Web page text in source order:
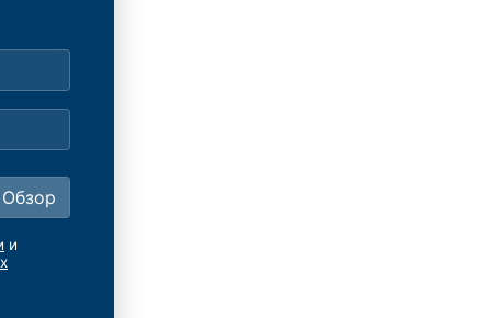
и